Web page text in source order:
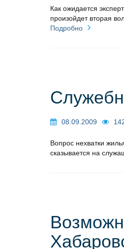
Как ожидается
произойдет вторая
Подробно
08.09.2009
Вопрос нехватки
сказывается на